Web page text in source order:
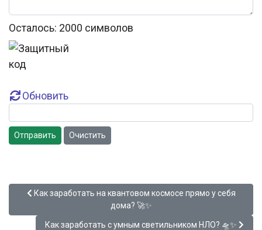
Осталось: 2000 символов
Обновить
Отправить Очистить
Предыдущий: Как заработать на квантовом космосе прямо
Как заработать на квантовом космосе прямо у себя
дома? 🚀✨
Следующий: Как заработать с умным светильником
Как заработать с умным светильником НЛО? 🛸✨